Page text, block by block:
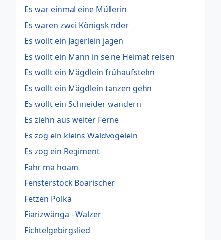
Es war einmal eine Müllerin
Es waren zwei Königskinder
Es wollt ein Jägerlein jagen
Es wollt ein Mann in seine Heimat reisen
Es wollt ein Mägdlein frühaufstehn
Es wollt ein Mägdlein tanzen gehn
Es wollt ein Schneider wandern
Es ziehn aus weiter Ferne
Es zog ein kleins Waldvögelein
Es zog ein Regiment
Fahr ma hoam
Fensterstock Boarischer
Fetzen Polka
Fiarizwänga - Walzer
Fichtelgebirgslied